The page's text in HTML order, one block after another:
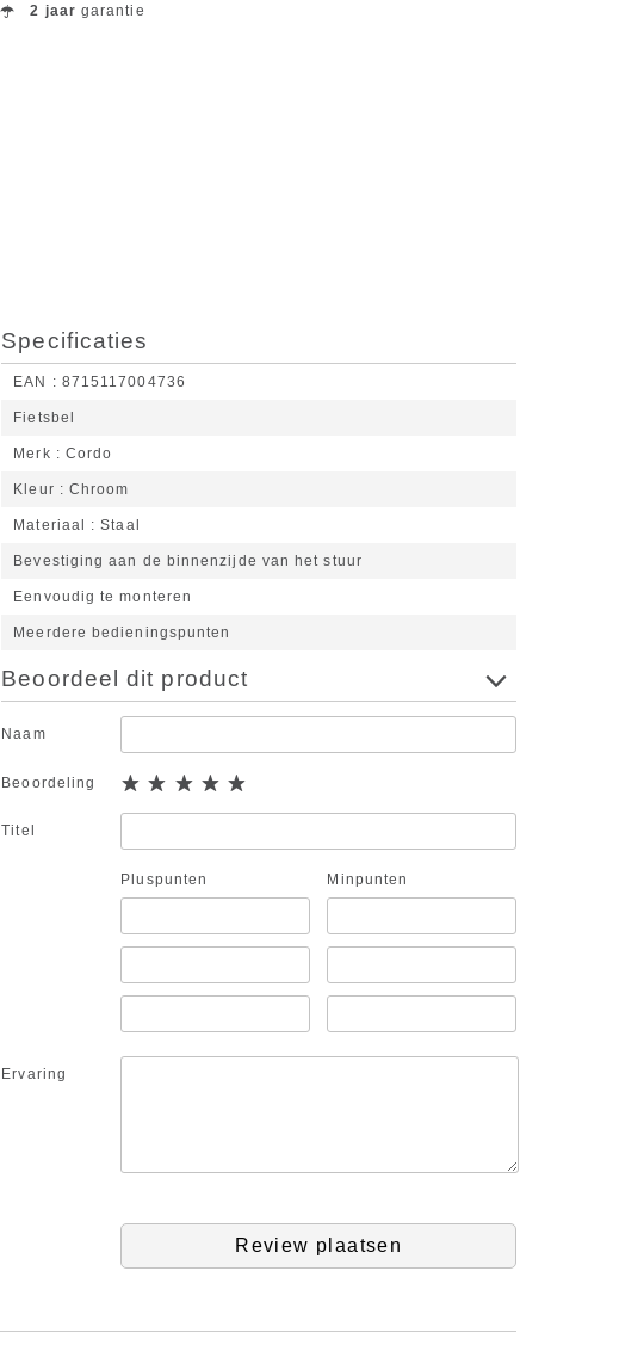
2 jaar garantie
Specificaties
EAN 8715117004736
Fietsbel
Merk Cordo
Kleur Chroom
Materiaal Staal
Bevestiging aan de binnenzijde van het stuur
Eenvoudig te monteren
Meerdere bedieningspunten
Beoordeel dit product
Naam
Beoordeling
Titel
Pluspunten Minpunten
Ervaring
Review plaatsen